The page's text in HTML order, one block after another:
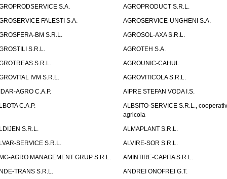
S.A.
AGROPRODUCT S.R.L.
FALESTI S.A.
AGROSERVICE-UNGHENI S.A.
BM S.R.L.
AGROSOL-AXA S.R.L.
S.R.L.
AGROTEH S.A.
S.R.L.
AGROUNIC-CAHUL
IVM S.R.L.
AGROVITICOLA S.R.L.
AGRO C.A.P.
AIPRE STEFAN VODA I.S.
C.A.P.
ALBSITO-SERVICE S.R.L.,
agricola
S.R.L.
ALMAPLANT S.R.L.
SERVICE S.R.L.
ALVIRE-SOR S.R.L.
AGRO MANAGEMENT GRUP S.R.L.
AMINTIRE-CAPITA S.R.L.
TRANS S.R.L.
ANDREI ONOFREI G.T.